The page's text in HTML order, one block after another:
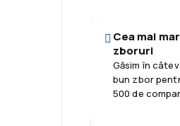
Cea mai
zboruri
Găsim în
bun zbor
500 de